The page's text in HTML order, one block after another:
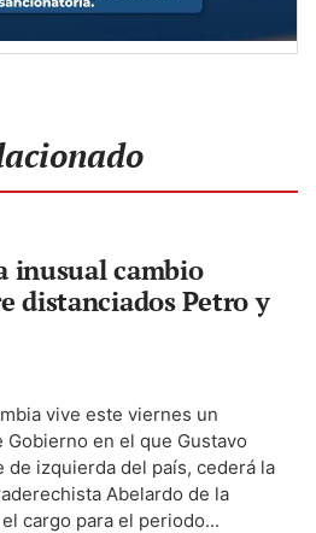
inusual cambio
distanciados Petro y
vive este viernes un
en el que Gustavo
izquierda del país, cederá la
Abelardo de la
cargo para el periodo...